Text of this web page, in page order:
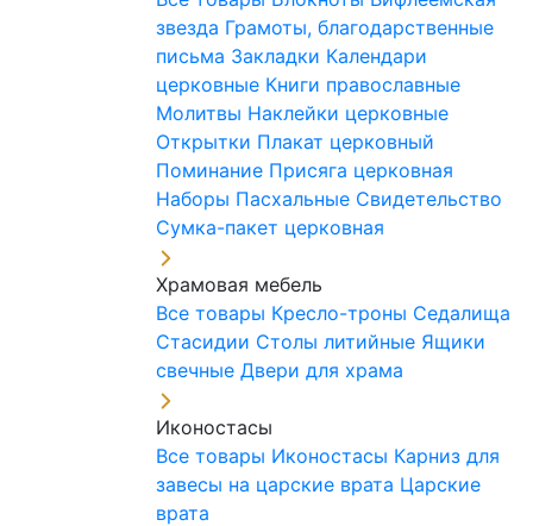
звезда Грамоты, благодарственные
письма Закладки Календари
церковные Книги православные
Молитвы Наклейки церковные
Открытки Плакат церковный
Поминание Присяга церковная
Наборы Пасхальные Свидетельство
Сумка-пакет церковная
Храмовая мебель
Все товары Кресло-троны Седалища
Стасидии Столы литийные Ящики
свечные Двери для храма
Иконостасы
Все товары Иконостасы Карниз для
завесы на царские врата Царские
врата